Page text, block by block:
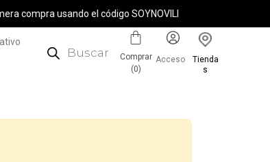
Comprar
(0)
Acceso
Tienda
s